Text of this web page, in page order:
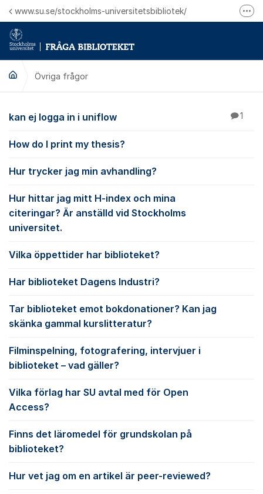
Hoppa till innehåll
www.su.se/stockholms-universitetsbibliotek/
Övriga frågor
Övriga frågor
kan ej logga in i uniflow 1
How do I print my thesis?
Hur trycker jag min avhandling?
Hur hittar jag mitt H-index och mina
citeringar? Är anställd vid Stockholms
universitet.
Vilka öppettider har biblioteket?
Har biblioteket Dagens Industri?
Tar biblioteket emot bokdonationer? Kan jag
skänka gammal kurslitteratur?
Filminspelning, fotografering, intervjuer i
biblioteket – vad gäller?
Vilka förlag har SU avtal med för Open
Access?
Finns det läromedel för grundskolan på
biblioteket?
Hur vet jag om en artikel är peer-reviewed?